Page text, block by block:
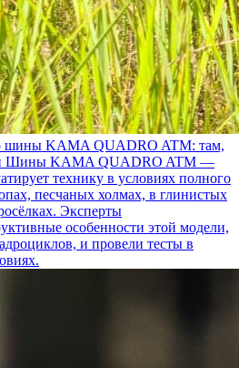
шины KAMA QUADRO ATM: там,
Шины KAMA QUADRO ATM —
технику в условиях полного
песчаных холмах, в глинистых
Эксперты
особенности этой модели,
и провели тесты в